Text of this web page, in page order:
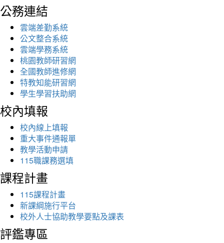
公務連結
雲端差勤系統
公文整合系統
雲端學務系統
桃園教師研習網
全國教師進修網
特教知能研習網
學生學習扶助網
校內填報
校內線上填報
重大事件通報單
教學活動申請
115職課務選填
課程計畫
115課程計畫
新課綱施行平台
校外人士協助教學要點及課表
評鑑專區